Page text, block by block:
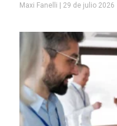
Maxi Fanelli 29 de julio 2026